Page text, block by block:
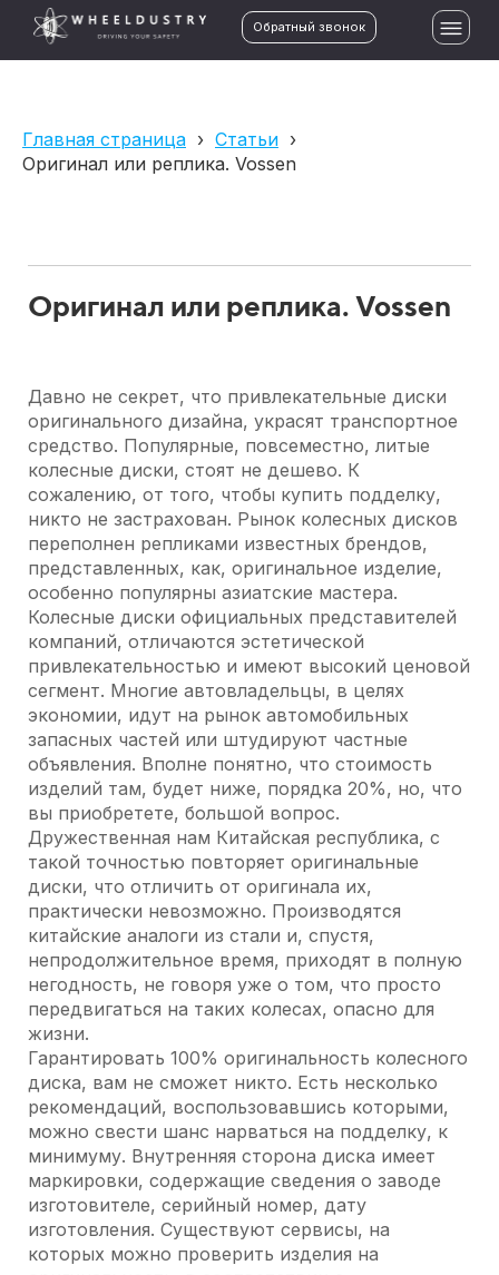
Обратный звонок
Главная страница › Статьи ›
Оригинал или реплика. Vossen
Оригинал или реплика. Vossen
Давно не секрет, что привлекательные диски
оригинального дизайна, украсят транспортное
средство. Популярные, повсеместно, литые
колесные диски, стоят не дешево. К
сожалению, от того, чтобы купить подделку,
никто не застрахован. Рынок колесных дисков
переполнен репликами известных брендов,
представленных, как, оригинальное изделие,
особенно популярны азиатские мастера.
Колесные диски официальных представителей
компаний, отличаются эстетической
привлекательностью и имеют высокий ценовой
сегмент. Многие автовладельцы, в целях
экономии, идут на рынок автомобильных
запасных частей или штудируют частные
объявления. Вполне понятно, что стоимость
изделий там, будет ниже, порядка 20%, но, что
вы приобретете, большой вопрос.
Дружественная нам Китайская республика, с
такой точностью повторяет оригинальные
диски, что отличить от оригинала их,
практически невозможно. Производятся
китайские аналоги из стали и, спустя,
непродолжительное время, приходят в полную
негодность, не говоря уже о том, что просто
передвигаться на таких колесах, опасно для
жизни.
Гарантировать 100% оригинальность колесного
диска, вам не сможет никто. Есть несколько
рекомендаций, воспользовавшись которыми,
можно свести шанс нарваться на подделку, к
минимуму. Внутренняя сторона диска имеет
маркировки, содержащие сведения о заводе
изготовителе, серийный номер, дату
изготовления. Существуют сервисы, на
которых можно проверить изделия на